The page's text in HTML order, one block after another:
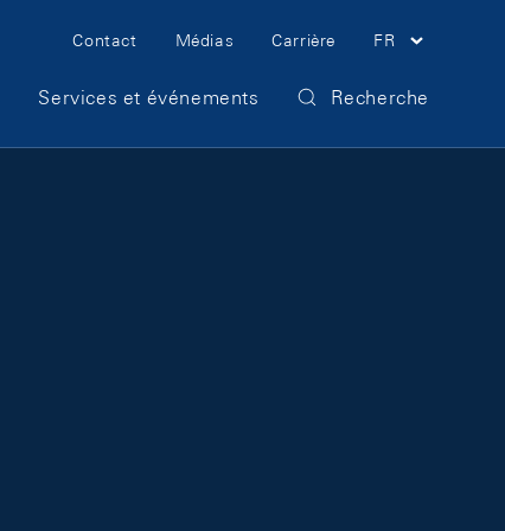
Meta Navigation
Contact Médias Carrière FR
Services et événements Recherche